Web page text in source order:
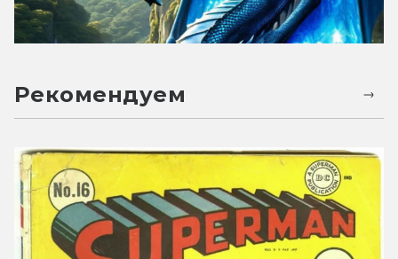
Рекомендуем